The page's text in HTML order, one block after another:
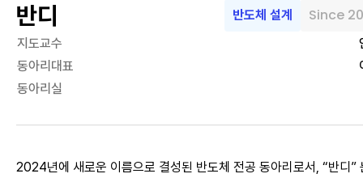
반디 반도체 설계 Since
지도교수
동아리대표
동아리실
2024년에 새로운 이름으로 결성된 반도체 전공 동아리로서, “반디”